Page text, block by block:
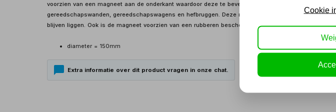
voorzien van een magneet aan de onderkant waardoor deze te bevestigen is aan metalen
gereedschapswanden, gereedschapswagens en hefbruggen. Deze magneet zorgt er ook voor dat de
blijven liggen. Ook is de magneet voorzien van een rubberen bescherming, welke krassen voorkomt.
diameter = 150mm
Extra informatie over dit product vragen in onze chat.
Cookie